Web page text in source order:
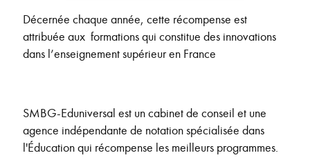
Décernée chaque année, cette récompense est
attribuée aux formations qui constitue des innovations
dans l’enseignement supérieur en France
SMBG-Eduniversal est un cabinet de conseil et une
agence indépendante de notation spécialisée dans
l'Éducation qui récompense les meilleurs programmes.